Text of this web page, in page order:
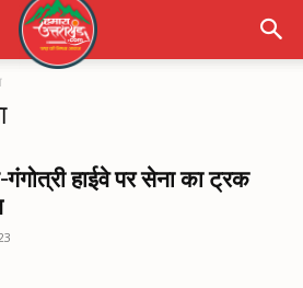
हाईवे पर सेना का ट्रक